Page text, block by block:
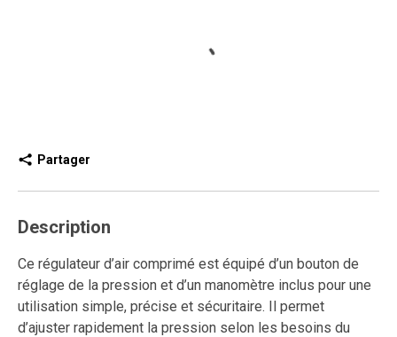
Partager
Description
Ce régulateur d’air comprimé est équipé d’un bouton de
réglage de la pression et d’un manomètre inclus pour une
utilisation simple, précise et sécuritaire. Il permet
d’ajuster rapidement la pression selon les besoins du